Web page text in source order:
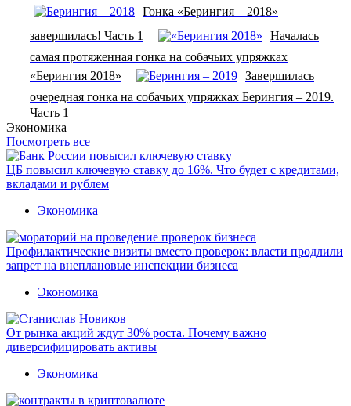
Гонка «Берингия – 2018»
завершилась! Часть 1
Началась
самая протяженная гонка на собачьих упряжках
«Берингия 2018»
Завершилась
очередная гонка на собачьих упряжках Берингия – 2019.
Часть 1
Экономика
Посмотреть все
ЦБ повысил ключевую ставку до 16%. Что будет с кредитами,
вкладами и рублем
Экономика
Профилактические визиты вместо проверок: власти продлили
запрет на внеплановые инспекции бизнеса
Экономика
От рынка акций ждут 30% роста. Почему важно
диверсифицировать активы
Экономика